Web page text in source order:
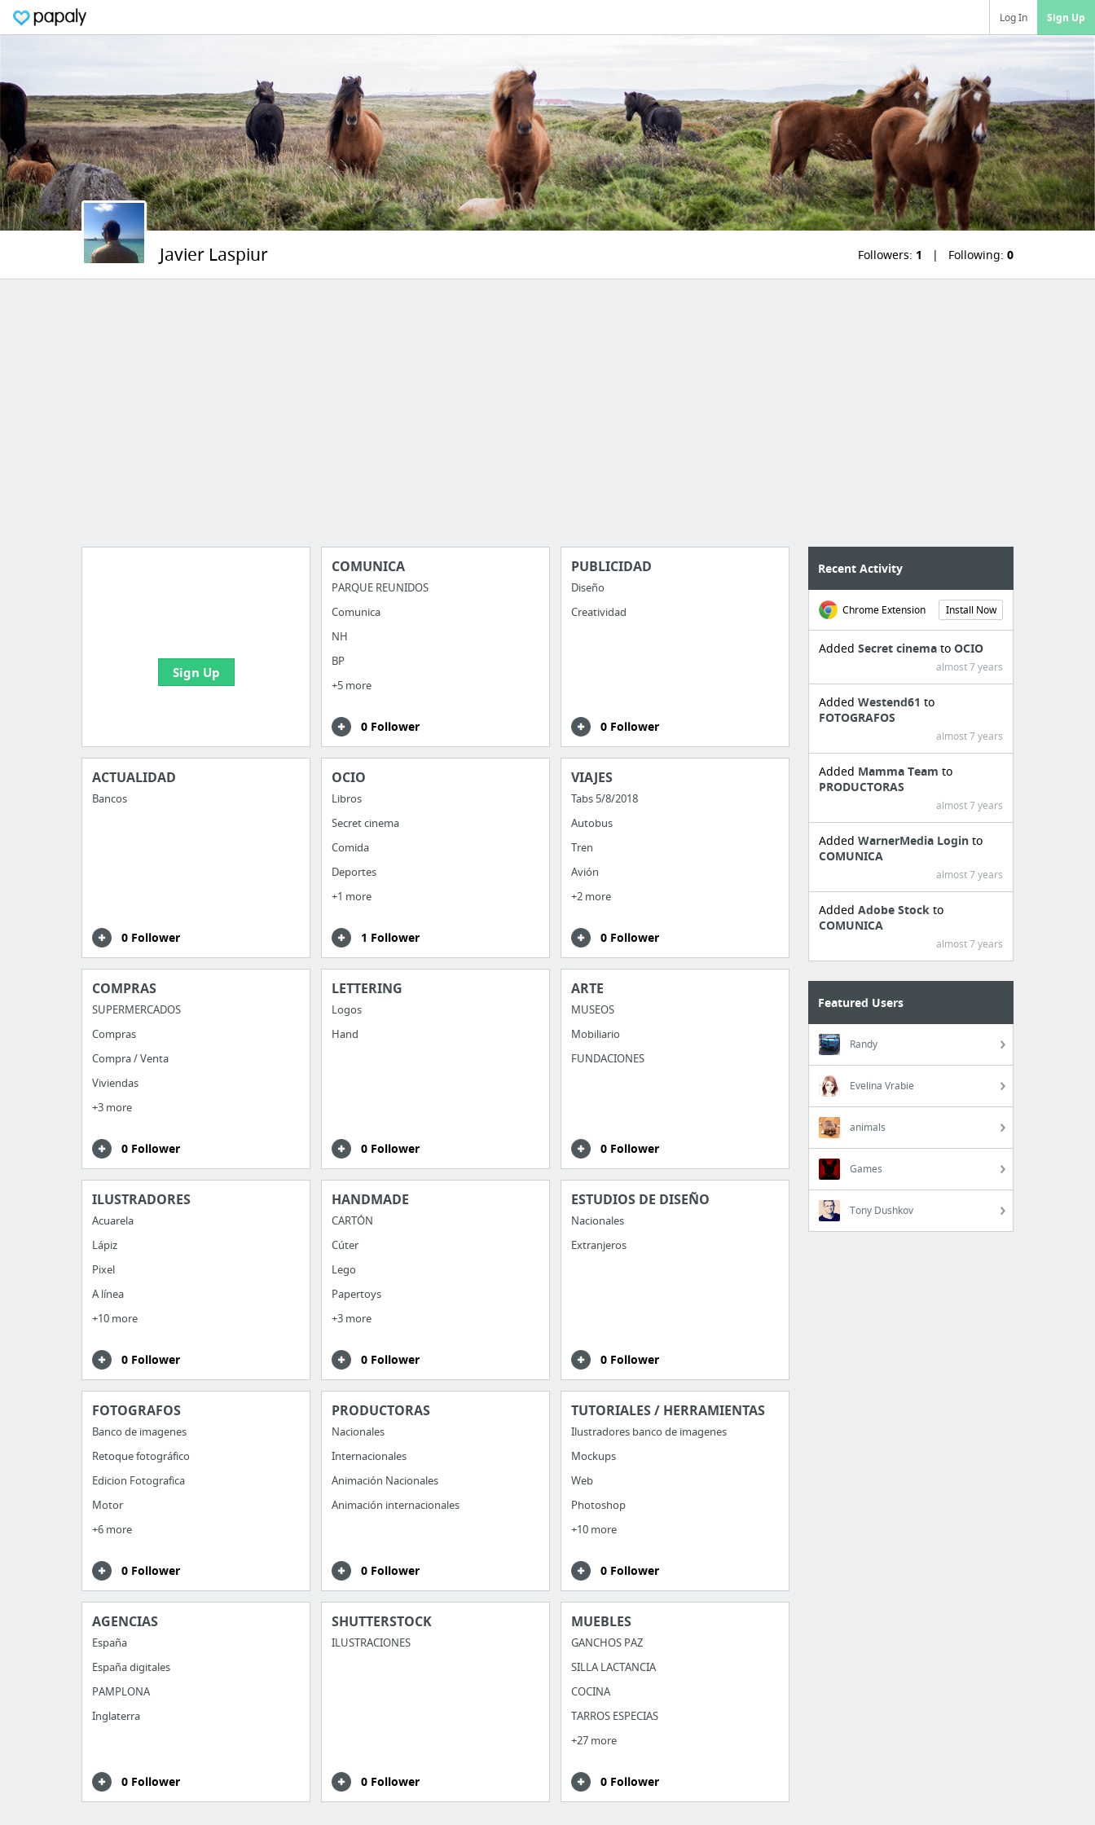
Log In Sign Up
Javier Laspiur Followers: 1 Following: 0
Sign Up
COMUNICA
PARQUE REUNIDOS
Comunica
NH
BP
+5 more
0 Follower
PUBLICIDAD
Diseño
Creatividad
0 Follower
ACTUALIDAD
Bancos
0 Follower
OCIO
Libros
Secret cinema
Comida
Deportes
+1 more
1 Follower
VIAJES
Tabs 5/8/2018
Autobus
Tren
Avión
+2 more
0 Follower
COMPRAS
SUPERMERCADOS
Compras
Compra / Venta
Viviendas
+3 more
0 Follower
LETTERING
Logos
Hand
0 Follower
ARTE
MUSEOS
Mobiliario
FUNDACIONES
0 Follower
ILUSTRADORES
Acuarela
Lápiz
Pixel
A línea
+10 more
0 Follower
HANDMADE
CARTÓN
Cúter
Lego
Papertoys
+3 more
0 Follower
ESTUDIOS DE DISEÑO
Nacionales
Extranjeros
0 Follower
FOTOGRAFOS
Banco de imagenes
Retoque fotográfico
Edicion Fotografica
Motor
+6 more
0 Follower
PRODUCTORAS
Nacionales
Internacionales
Animación Nacionales
Animación internacionales
0 Follower
TUTORIALES / HERRAMIENTAS
Ilustradores banco de imagenes
Mockups
Web
Photoshop
+10 more
0 Follower
AGENCIAS
España
España digitales
PAMPLONA
Inglaterra
0 Follower
SHUTTERSTOCK
ILUSTRACIONES
0 Follower
MUEBLES
GANCHOS PAZ
SILLA LACTANCIA
COCINA
TARROS ESPECIAS
+27 more
0 Follower
Recent Activity
Chrome Extension Install Now
AddedSecret cinematoOCIO
almost 7 years
AddedWestend61to
FOTOGRAFOS
almost 7 years
Added Mamma Teamto
PRODUCTORAS
almost 7 years
AddedWarnerMedia Loginto
COMUNICA
almost 7 years
AddedAdobe Stockto
COMUNICA
almost 7 years
Featured Users
Randy
Evelina Vrabie
animals
Games
Tony Dushkov